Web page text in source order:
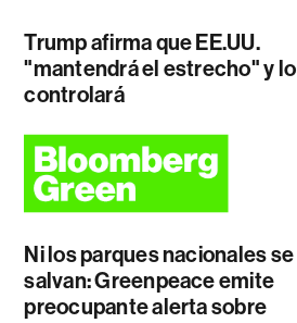
Trump afirma que EE.UU.
"mantendrá el estrecho" y lo
controlará
Ni los parques nacionales se
salvan: Greenpeace emite
preocupante alerta sobre